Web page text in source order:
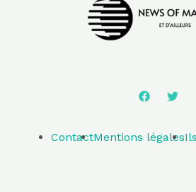
ContactMentions légales